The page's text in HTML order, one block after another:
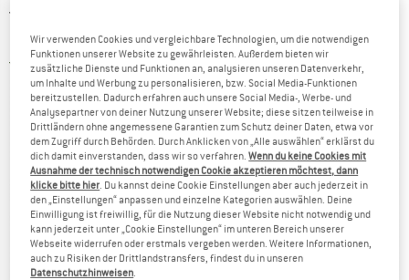
JACK WOLFSKIN
Fleecepullover
5,0(1)
Wir verwenden Cookies und vergleichbare Technologien, um die notwendigen
Funktionen unserer Website zu gewährleisten. Außerdem bieten wir
zusätzliche Dienste und Funktionen an, analysieren unseren Datenverkehr,
um Inhalte und Werbung zu personalisieren, bzw. Social Media-Funktionen
bereitzustellen. Dadurch erfahren auch unsere Social Media-, Werbe- und
Analysepartner von deiner Nutzung unserer Website; diese sitzen teilweise in
Drittländern ohne angemessene Garantien zum Schutz deiner Daten, etwa vor
dem Zugriff durch Behörden. Durch Anklicken von „Alle auswählen“ erklärst du
dich damit einverstanden, dass wir so verfahren.Wenn du keine Cookies mit
Ausnahme der technisch notwendigen Cookie akzeptieren möchtest, dann
klicke bitte hier . Du kannst deine Cookie Einstellungen aber auch jederzeit in
den „Einstellungen“ anpassen und einzelne Kategorien auswählen. Deine
Einwilligung ist freiwillig, für die Nutzung dieser Website nicht notwendig und
kann jederzeit unter „Cookie Einstellungen“ im unteren Bereich unserer
Webseite widerrufen oder erstmals vergeben werden. Weitere Informationen,
auch zu Risiken der Drittlandstransfers, findest du in unseren
Datenschutzhinweisen